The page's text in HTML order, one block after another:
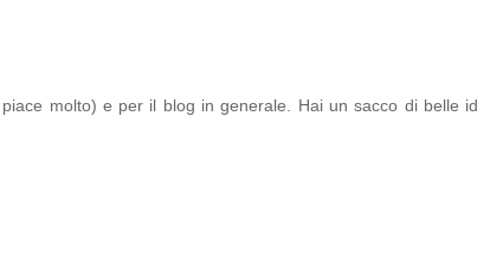
molto) e per il blog in generale. Hai un sacco di belle